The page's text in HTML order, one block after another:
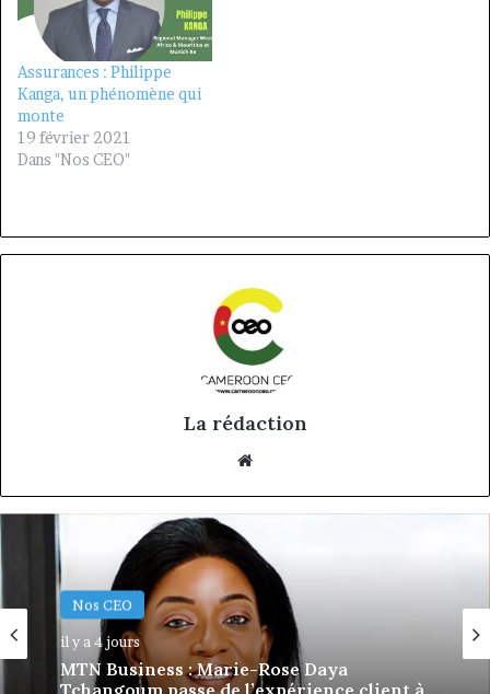
Assurances : Philippe
Kanga, un phénomène qui
monte
19 février 2021
Dans "Nos CEO"
La rédaction
Nos CEO
il y a 4 jours
Nos CEO
il y a 7 jours